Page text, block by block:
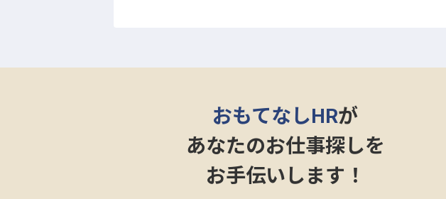
おもてなしHRが
あなたのお仕事探しを
お手伝いします！